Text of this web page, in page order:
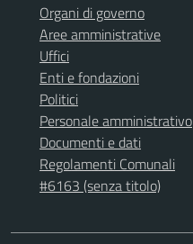
Organi di governo
Aree amministrative
Uffici
Enti e fondazioni
Politici
Personale amministrativo
Documenti e dati
Regolamenti Comunali
#6163 (senza titolo)